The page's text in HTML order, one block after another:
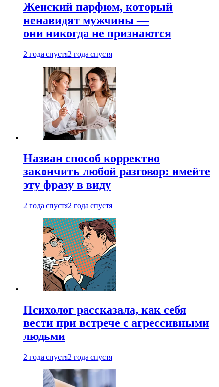
Женский парфюм, который
ненавидят мужчины —
они никогда не признаются
2 года спустя2 года спустя
Назван способ корректно
закончить любой разговор: имейте
эту фразу в виду
2 года спустя2 года спустя
Психолог рассказала, как себя
вести при встрече с агрессивными
людьми
2 года спустя2 года спустя